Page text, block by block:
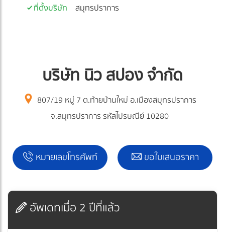
ที่ตั้งบริษัท
สมุทรปราการ
บริษัท นิว สปอง จำกัด
807/19 หมู่ 7 ต.ท้ายบ้านใหม่ อ.เมืองสมุทรปราการ
จ.สมุทรปราการ รหัสไปรษณีย์ 10280
หมายเลขโทรศัพท์ ขอใบเสนอราคา
อัพเดทเมื่อ 2 ปีที่แล้ว